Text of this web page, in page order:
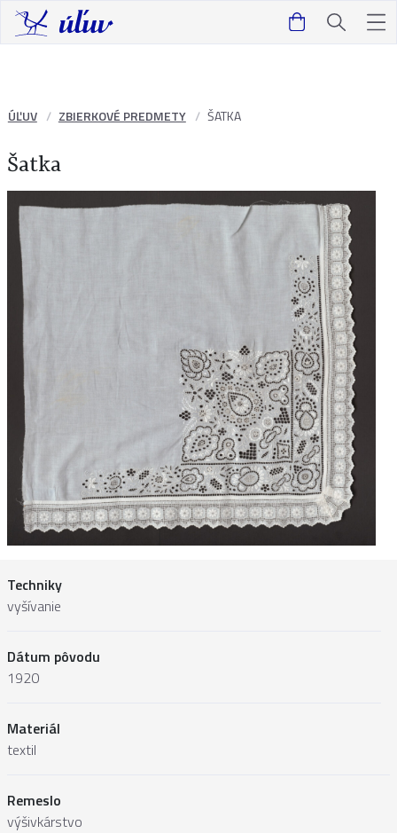
ÚĽUV ZBIERKOVÉ PREDMETY ŠATKA
Šatka
Techniky
vyšívanie
Dátum pôvodu
1920
Materiál
textil
Remeslo
výšivkárstvo